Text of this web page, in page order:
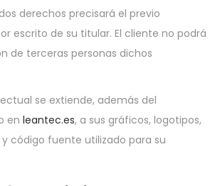
derechos precisará el previo
escrito de su titular. El cliente no podrá
de terceras personas dichos
se extiende, además del
en leantec.es, a sus gráficos, logotipos,
código fuente utilizado para su